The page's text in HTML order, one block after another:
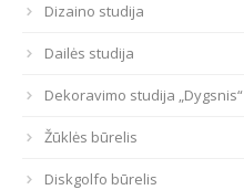
Dizaino studija
Dailės studija
Dekoravimo studija „Dygsnis“
Žūklės būrelis
Diskgolfo būrelis